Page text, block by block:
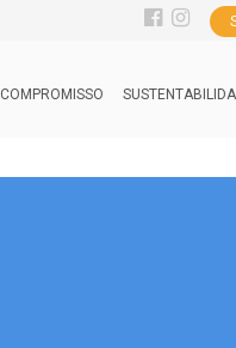
COMPROMISSO